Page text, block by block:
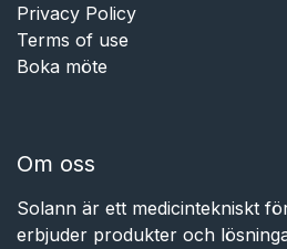
Privacy Policy
Terms of use
Boka möte
Om oss
Solann är ett medicintekniskt
erbjuder produkter och